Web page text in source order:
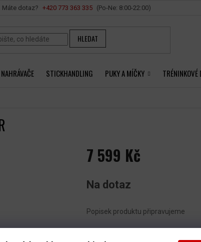
+420 ‭773 363 335
HLEDAT
NAHRÁVAČE STICKHANDLING PUKY A MÍČKY TRÉNINKOVÉ
7 599 Kč
cena:
Na dotaz
Popisek produktu připravujeme